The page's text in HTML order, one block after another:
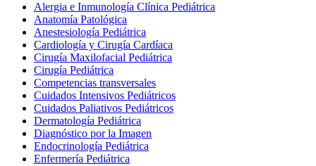
Alergia e Inmunología Clínica Pediátrica
Anatomía Patológica
Anestesiología Pediátrica
Cardiología y Cirugía Cardíaca
Cirugía Maxilofacial Pediátrica
Cirugía Pediátrica
Competencias transversales
Cuidados Intensivos Pediátricos
Cuidados Paliativos Pediátricos
Dermatología Pediátrica
Diagnóstico por la Imagen
Endocrinología Pediátrica
Enfermería Pediátrica